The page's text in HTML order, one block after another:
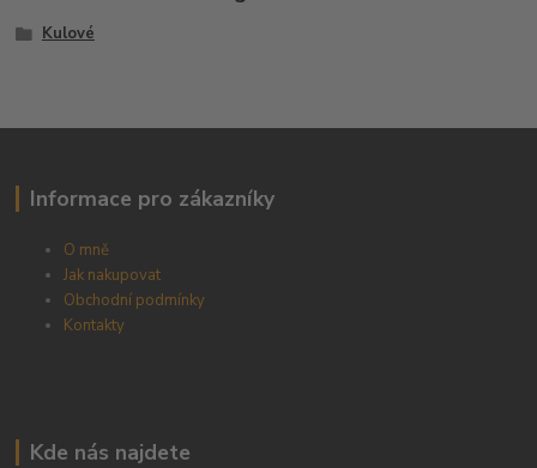
Kulové
Informace pro zákazníky
O mně
Jak nakupovat
Obchodní podmínky
Kontakty
Kde nás najdete